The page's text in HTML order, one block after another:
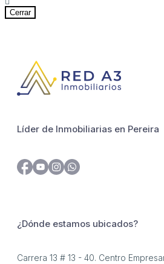
Cerrar
Líder de Inmobiliarias en Pereira
¿Dónde estamos ubicados?
Carrera 13 # 13 - 40. Centro